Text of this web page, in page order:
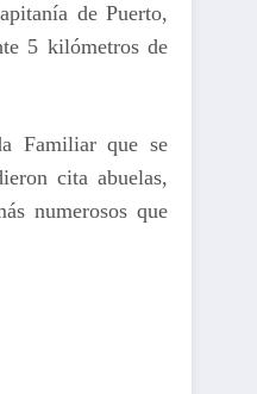
de Puerto,
5 kilómetros de
Familiar que se
cita abuelas,
numerosos que